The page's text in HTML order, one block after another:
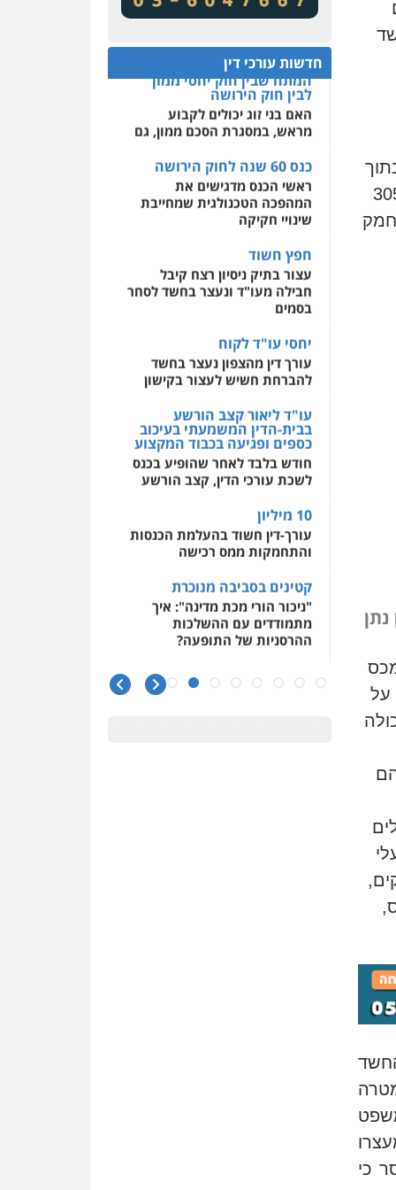
כדי להקשות על זיהויים. מדובר ב-305
נתן
על
נמסר כי
שירותים מקצועיים לעורכי
דין
0522508109
אחסון אתרים
מהירות הגנה גיבוי
תמיכה שירותים מקצועיים
לעורכי דין
מרכז התחלה חדשה
אסירים עבירות מין
שירותים מקצועיים לעורכי
דין
0544500346
חדשות עורכי דין
מע"מ ומוסדות ללא כוונת רווח
המתח שבין חוק יחסי ממון
לבין חוק הירושה
האם בני זוג יכולים לקבוע
מראש, במסגרת הסכם ממון, גם
כנס 60 שנה לחוק הירושה
ראשי הכנס מדגישים את
המהפכה הטכנולגית שמחייבת
שינויי חקיקה
חפץ חשוד
עצור בתיק ניסיון רצח קיבל
חבילה מעו"ד ונעצר בחשד לסחר
בסמים
יחסי עו"ד לקוח
עורך דין מהצפון נעצר בחשד
להברחת חשיש לעצור בקישון
עו"ד ליאור קצב הורשע
כספים ופגיעה בכבוד המקצוע
חודש בלבד לאחר שהופיע בכנס
לשכת עורכי הדין, קצב הורשע
10 מיליון
עורך-דין חשוד בהעלמת הכנסות
והתחמקות ממס רכישה
קטינים בסביבה מנוכרת
"ניכור הורי מכת מדינה": איך
מתמודדים עם ההשלכות
ההרסניות של התופעה?
אלה המינויים
26 שופטים ורשמים נוספים